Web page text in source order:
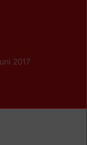
2017